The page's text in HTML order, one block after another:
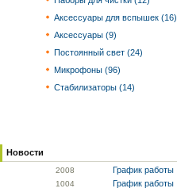
Аксессуары для вспышек (16)
Аксессуары (9)
Постоянный свет (24)
Микрофоны (96)
Стабилизаторы (14)
Новости
2008 График работы
1004 График работы